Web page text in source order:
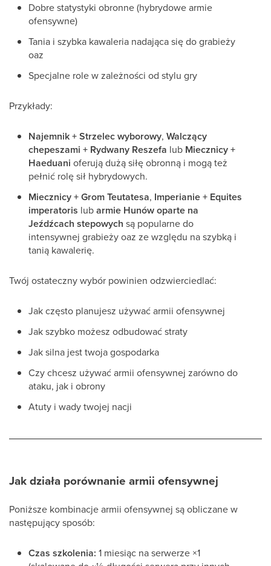
Dobre statystyki obronne (hybrydowe armie
ofensywne)
Tania i szybka kawaleria nadająca się do grabieży
oaz
Specjalne role w zależności od stylu gry
Przykłady:
Najemnik + Strzelec wyborowy, Walczący
chepeszami + Rydwany Reszefa lub Miecznicy +
Haeduani oferują dużą siłę obronną i mogą też
pełnić rolę sił hybrydowych.
Miecznicy + Grom Teutatesa, Imperianie + Equites
imperatoris lubarmie Hunów oparte na
Jeźdźcach stepowych są popularne do
intensywnej grabieży oaz ze względu na szybką i
tanią kawalerię.
Twój ostateczny wybór powinien odzwierciedlać:
Jak często planujesz używać armii ofensywnej
Jak szybko możesz odbudować straty
Jak silna jest twoja gospodarka
Czy chcesz używać armii ofensywnej zarówno do
ataku, jak i obrony
Atuty i wady twojej nacji
Jak działa porównanie armii ofensywnej
Poniższe kombinacje armii ofensywnej są obliczane w
następujący sposób:
Czas szkolenia: 1 miesiąc na serwerze ×1